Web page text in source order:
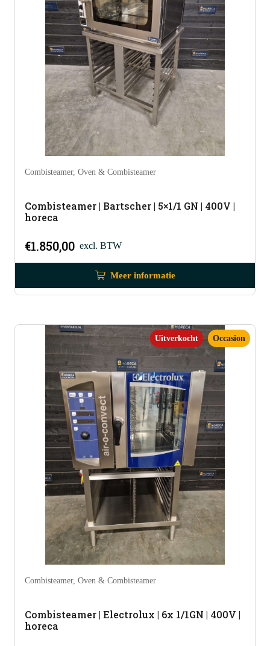
Combisteamer, Oven & Combisteamer
Combisteamer | Bartscher | 5×1/1 GN | 400V |
horeca
€1.850,00 excl. BTW
Meer informatie
Combisteamer, Oven & Combisteamer
Combisteamer | Electrolux | 6x 1/1GN | 400V |
horeca
Uitverkocht Occasion